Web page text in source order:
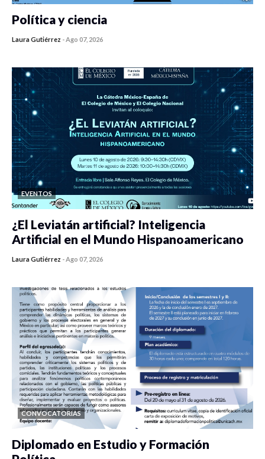
Política y ciencia
Laura Gutiérrez -Ago 07, 2026
EVENTOS
¿El Leviatán artificial? Inteligencia
Artificial en el Mundo Hispanoamericano
Laura Gutiérrez -Ago 07, 2026
CONVOCATORIAS
Diplomado en Estudio y Formación